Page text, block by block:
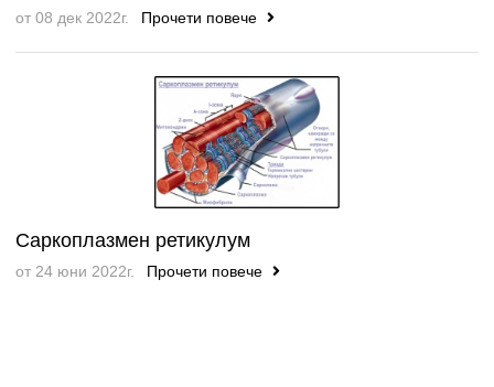
от 08 дек 2022г. Прочети повече
Саркоплазмен ретикулум
от 24 юни 2022г. Прочети повече